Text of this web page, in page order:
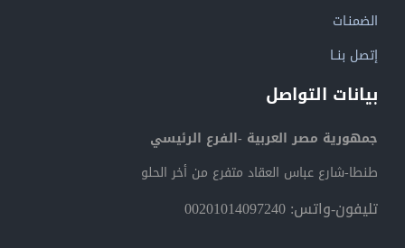
الضمنـات
إتصل بنــا
بيانات التواصل
جمهورية مصر العربية -الفرع الرئيسي
طنطا-شارع عباس العقاد متفرع من أخر الحلو
تليفون-واتس: 00201014097240